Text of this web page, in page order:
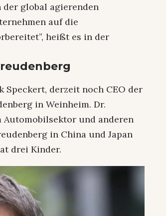
der global agierenden
auf die
heißt es in der
Speckert, derzeit noch CEO der
in Weinheim. Dr.
Automobilsektor und anderen
in China und Japan
drei Kinder.